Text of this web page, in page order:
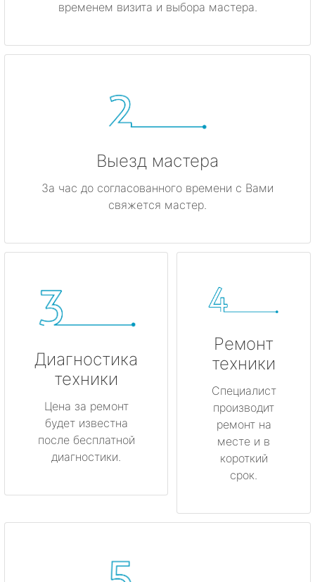
временем визита и выбора мастера.
Выезд мастера
За час до согласованного времени с Вами
свяжется мастер.
Диагностика
техники
Цена за ремонт
будет известна
после бесплатной
диагностики.
Ремонт
техники
Специалист
производит
ремонт на
месте и в
короткий
срок.